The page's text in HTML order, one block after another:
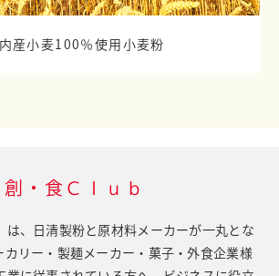
産小麦100％使用小麦粉
創・食Ｃｌｕｂ
は、日清製粉と原材料メーカーが一丸とな
カリー・製麺メーカー・菓子・外食企業様